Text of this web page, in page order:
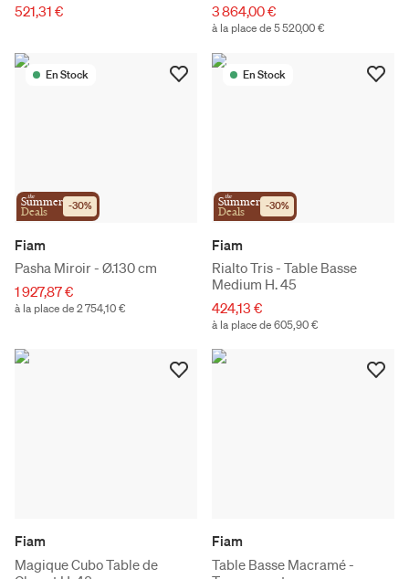
521,31 €
3 864,00 €
à la place de 5 520,00 €
En Stock
the
Summer
Deals -30%
Fiam
Pasha Miroir - Ø.130 cm
1 927,87 €
à la place de 2 754,10 €
En Stock
the
Summer
Deals -30%
Fiam
Rialto Tris - Table Basse
Medium H. 45
424,13 €
à la place de 605,90 €
Fiam
Magique Cubo Table de
Fiam
Table Basse Macramé -